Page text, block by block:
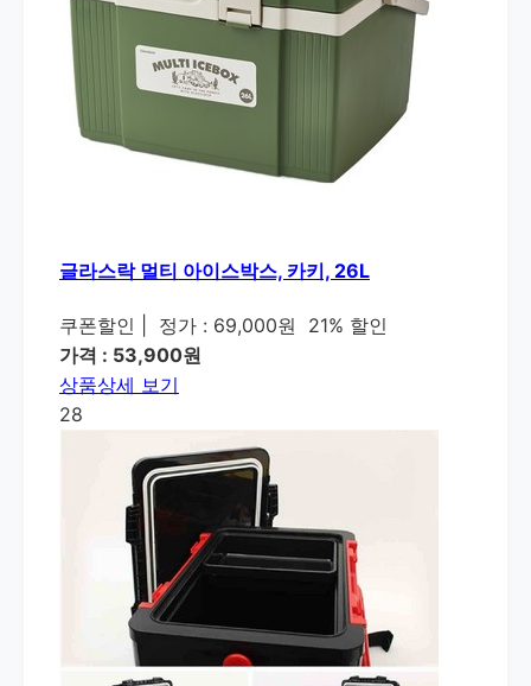
글라스락 멀티 아이스박스, 카키, 26L
쿠폰할인 정가 : 69,000원
21% 할인
가격 : 53,900원
상품상세 보기
28